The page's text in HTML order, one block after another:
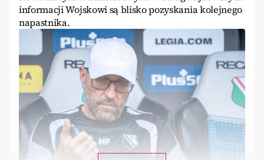
informacji Wojskowi są blisko pozyskania kolejnego
napastnika.